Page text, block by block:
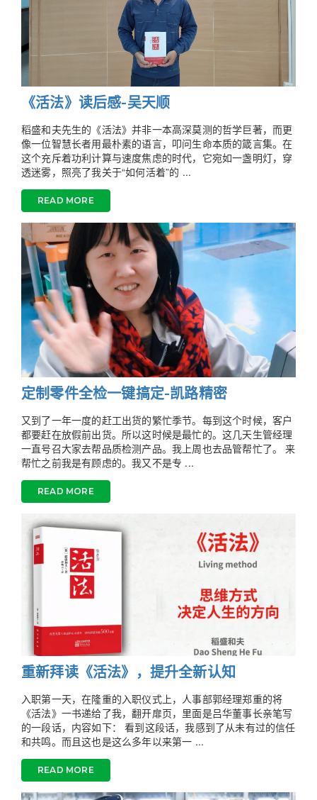
《活法》读后感-吴天顺
​​稻盛和夫先生的《活法》并非一本高深莫测的哲学巨著，而更
像一位智慧长者用最朴素的语言，叩问生命本质的箴言集。在
这个充斥着功利计算与速度焦虑的时代，它宛如一盏明灯，穿
透迷雾，照亮了我关于“如何活着”的 ...
READ MORE
定制零件全检一键搞定-凯路精密
又到了一年一度的赶工出货的繁忙季节。每到这个时候，客户
都要赶在放假前出货。所以这时候是最忙的。这几天生管经理
一直号召大家去帮品质检测产品。我上周也去品管帮忙了。 来
帮忙之前我是有顾虑的。我又不是专 ...
READ MORE
重新拜读《活法》，提升全新认知
入职第一天，在隆重的入职仪式上，人事部郭经理郑重的将
《活法》一书递给了我，翻开扉页，里面是吕华董事长亲笔写
的一段话，内容如下： 看到这段话，我感到了从未有过的信任
和共鸣。而且这也是这么多年以来第一 ...
READ MORE